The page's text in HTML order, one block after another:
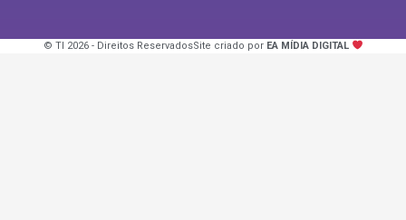
© TI 2026 - Direitos ReservadosSite criado por EA MÍDIA DIGITAL